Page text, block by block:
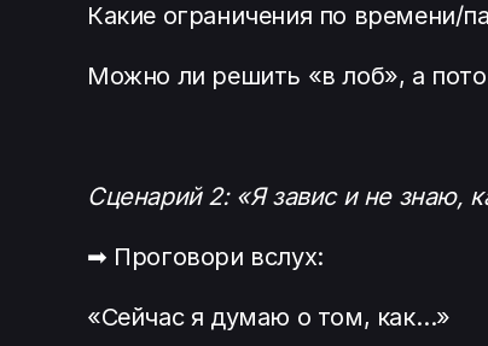
Какие ограничения по времени/
Можно ли решить «в лоб», а
Сценарий 2: «Я завис и не знаю,
➡ Проговори вслух:
«Сейчас я думаю о том, как…»